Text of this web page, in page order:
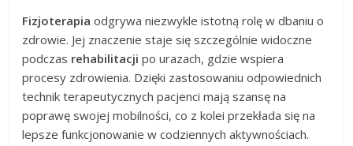
Fizjoterapia odgrywa niezwykle istotną rolę w dbaniu o
zdrowie. Jej znaczenie staje się szczególnie widoczne
podczas rehabilitacji po urazach, gdzie wspiera
procesy zdrowienia. Dzięki zastosowaniu odpowiednich
technik terapeutycznych pacjenci mają szansę na
poprawę swojej mobilności, co z kolei przekłada się na
lepsze funkcjonowanie w codziennych aktywnościach.